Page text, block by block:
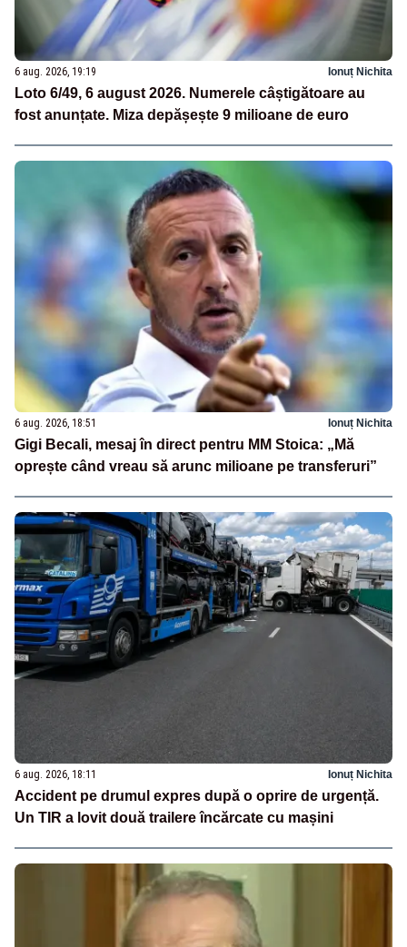
6 aug. 2026, 19:19 Ionuț Nichita
Loto 6/49, 6 august 2026. Numerele câștigătoare au
fost anunțate. Miza depășește 9 milioane de euro
6 aug. 2026, 18:51 Ionuț Nichita
Gigi Becali, mesaj în direct pentru MM Stoica: „Mă
oprește când vreau să arunc milioane pe transferuri”
6 aug. 2026, 18:11 Ionuț Nichita
Accident pe drumul expres după o oprire de urgență.
Un TIR a lovit două trailere încărcate cu mașini